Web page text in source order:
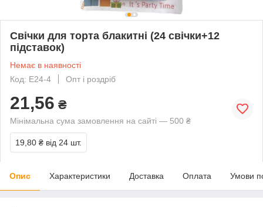
Свічки для торта блакитні (24 свічки+12
підставок)
Немає в наявності
Код: E24-4
Опт і роздріб
21,56 ₴
Мінімальна сума замовлення на сайті — 500 ₴
19,80 ₴ від 24 шт.
Опис Характеристики Доставка Оплата Умови